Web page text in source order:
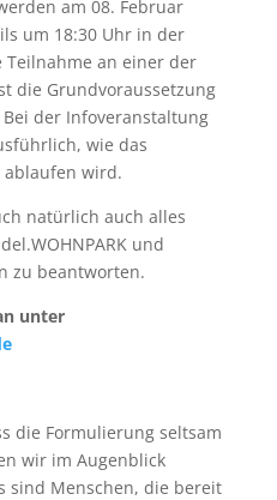
am 08. Februar
um 18:30 Uhr in der
Teilnahme an einer der
die Grundvoraussetzung
der Infoveranstaltung
wie das
ablaufen wird.
natürlich auch alles
und
zu beantworten.
unter
die Formulierung seltsam
wir im Augenblick
sind Menschen, die bereit